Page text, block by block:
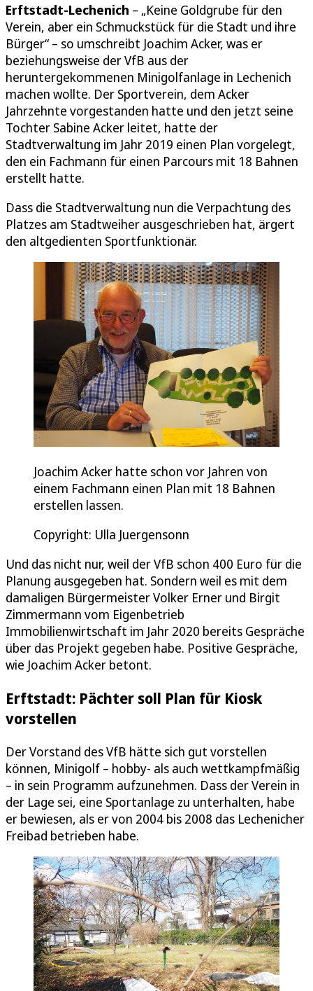
Erftstadt-Lechenich – „Keine Goldgrube für den
Verein, aber ein Schmuckstück für die Stadt und ihre
Bürger“ – so umschreibt Joachim Acker, was er
beziehungsweise der VfB aus der
heruntergekommenen Minigolfanlage in Lechenich
machen wollte. Der Sportverein, dem Acker
Jahrzehnte vorgestanden hatte und den jetzt seine
Tochter Sabine Acker leitet, hatte der
Stadtverwaltung im Jahr 2019 einen Plan vorgelegt,
den ein Fachmann für einen Parcours mit 18 Bahnen
erstellt hatte.
Dass die Stadtverwaltung nun die Verpachtung des
Platzes am Stadtweiher ausgeschrieben hat, ärgert
den altgedienten Sportfunktionär.
Joachim Acker hatte schon vor Jahren von
einem Fachmann einen Plan mit 18 Bahnen
erstellen lassen.
Copyright: Ulla Juergensonn
Und das nicht nur, weil der VfB schon 400 Euro für die
Planung ausgegeben hat. Sondern weil es mit dem
damaligen Bürgermeister Volker Erner und Birgit
Zimmermann vom Eigenbetrieb
Immobilienwirtschaft im Jahr 2020 bereits Gespräche
über das Projekt gegeben habe. Positive Gespräche,
wie Joachim Acker betont.
Erftstadt: Pächter soll Plan für Kiosk
vorstellen
Der Vorstand des VfB hätte sich gut vorstellen
können, Minigolf – hobby- als auch wettkampfmäßig
– in sein Programm aufzunehmen. Dass der Verein in
der Lage sei, eine Sportanlage zu unterhalten, habe
er bewiesen, als er von 2004 bis 2008 das Lechenicher
Freibad betrieben habe.